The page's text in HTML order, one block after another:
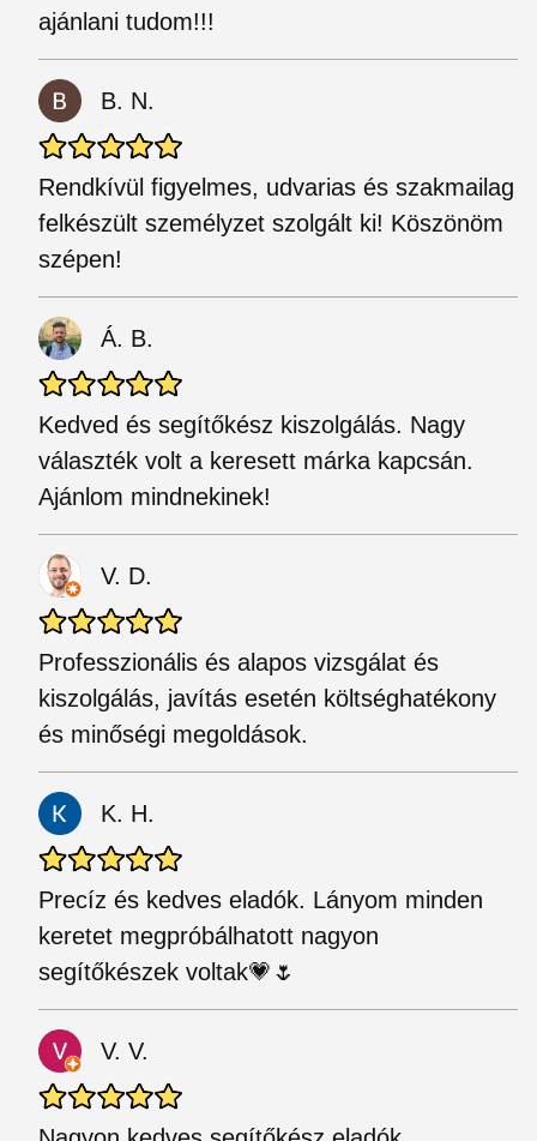
ajánlani tudom!!!
B. N.
Rendkívül figyelmes, udvarias és szakmailag
felkészült személyzet szolgált ki! Köszönöm
szépen!
Á. B.
Kedved és segítőkész kiszolgálás. Nagy
választék volt a keresett márka kapcsán.
Ajánlom mindnekinek!
V. D.
Professzionális és alapos vizsgálat és
kiszolgálás, javítás esetén költséghatékony
és minőségi megoldások.
K. H.
Precíz és kedves eladók. Lányom minden
keretet megpróbálhatott nagyon
segítőkészek voltak💗🌷
V. V.